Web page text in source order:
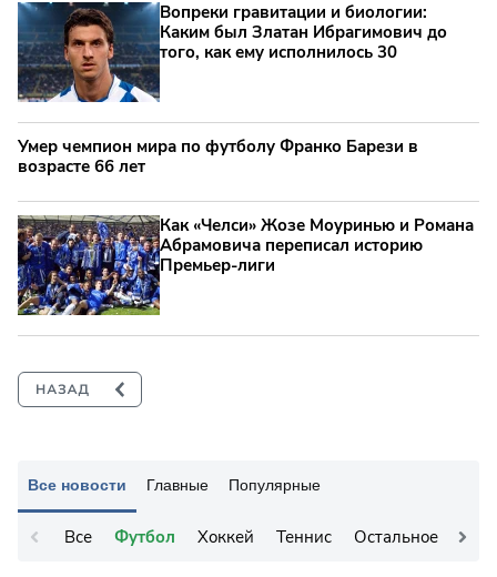
Все новости Главные Популярные
Все Футбол Хоккей Теннис Остальное
Вопреки гравитации и биологии:
Каким был Златан Ибрагимович до
того, как ему исполнилось 30
Умер чемпион мира по футболу Франко Барези в
возрасте 66 лет
Как «Челси» Жозе Моуринью и Романа
Абрамовича переписал историю
Премьер-лиги